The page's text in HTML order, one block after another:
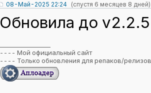
08-Май-2025 22:24 (спустя 6 месяцев 8 дней)
Обновила до
---- Мой официальный сайт
---- Только обновления для репаков/релизов